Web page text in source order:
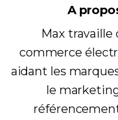
A
Max
commerce
aidant les
le